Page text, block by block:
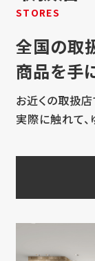
STORES
全国の取
商品を手
お近くの取扱店
実際に触れて、